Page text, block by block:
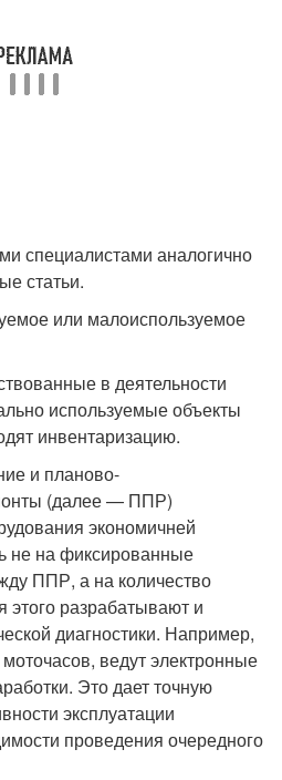
специалистами аналогично
статьи.
или малоиспользуемое
в деятельности
используемые объекты
инвентаризацию.
и планово-
(далее — ППР)
экономичней
не на фиксированные
ППР, а на количество
этого разрабатывают и
диагностики. Например,
ведут электронные
Это дает точную
эксплуатации
проведения очередного